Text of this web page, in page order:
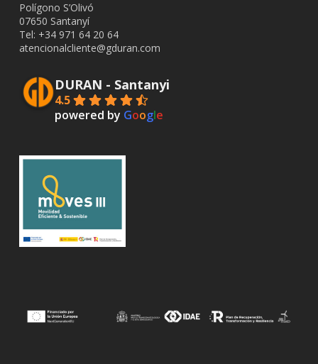
Polígono S’Olivó
07650 Santanyí
Tel: +34 971 64 20 64
atencionalcliente@gduran.com
DURAN - Santanyi
4.5
powered by Google